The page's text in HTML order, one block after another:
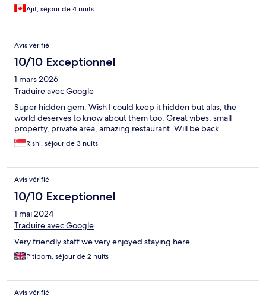
Ajit, séjour de 4 nuits
Avis vérifié
10/10 Exceptionnel
1 mars 2026
Traduire avec Google
Super hidden gem. Wish I could keep it hidden but alas, the
world deserves to know about them too. Great vibes, small
property, private area, amazing restaurant. Will be back.
Rishi, séjour de 3 nuits
Avis vérifié
10/10 Exceptionnel
1 mai 2024
Traduire avec Google
Very friendly staff we very enjoyed staying here
Pitiporn, séjour de 2 nuits
Avis vérifié